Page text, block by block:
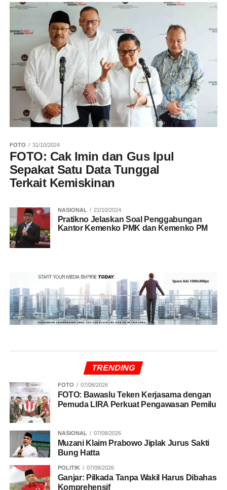
FOTO 31/10/2024
FOTO: Cak Imin dan Gus Ipul
Sepakat Satu Data Tunggal
Terkait Kemiskinan
NASIONAL 22/10/2024
Pratikno Jelaskan Soal Penggabungan
Kantor Kemenko PMK dan Kemenko PM
TRENDING
FOTO 07/08/2026
FOTO: Bawaslu Teken Kerjasama dengan
Pemuda LIRA Perkuat Pengawasan Pemilu
NASIONAL 07/08/2026
Muzani Klaim Prabowo Jiplak Jurus Sakti
Bung Hatta
POLITIK 07/08/2026
Ganjar: Pilkada Tanpa Wakil Harus Dibahas
Komprehensif